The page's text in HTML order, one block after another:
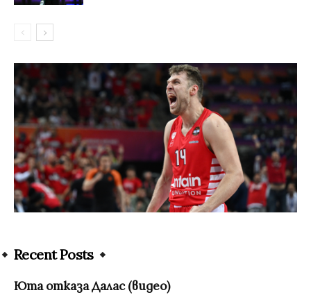
Recent Posts
Юта отказа Далас (видео)